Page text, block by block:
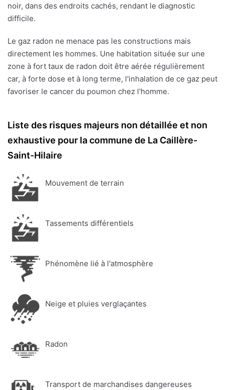
noir, dans des endroits cachés, rendant le diagnostic
difficile.
Le gaz radon ne menace pas les constructions mais
directement les hommes. Une habitation située sur une
zone à fort taux de radon doit être aérée régulièrement
car, à forte dose et à long terme, l'inhalation de ce gaz peut
favoriser le cancer du poumon chez l'homme.
Liste des risques majeurs non détaillée et non
exhaustive pour la commune de La Caillère-
Saint-Hilaire
Mouvement de terrain
Tassements différentiels
Phénomène lié à l'atmosphère
Neige et pluies verglaçantes
Radon
Transport de marchandises dangereuses